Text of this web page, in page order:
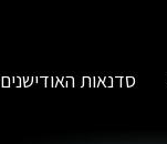
סדנאות האודישנים